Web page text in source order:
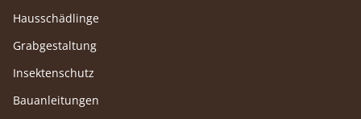
Hausschädlinge
Grabgestaltung
Insektenschutz
Bauanleitungen